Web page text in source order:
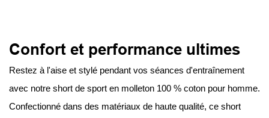
Confort et performance ultimes
Restez à l'aise et stylé pendant vos séances d'entraînement
avec notre short de sport en molleton 100 % coton pour homme.
Confectionné dans des matériaux de haute qualité, ce short